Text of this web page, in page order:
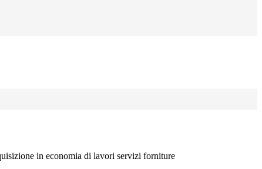
in economia di lavori servizi forniture